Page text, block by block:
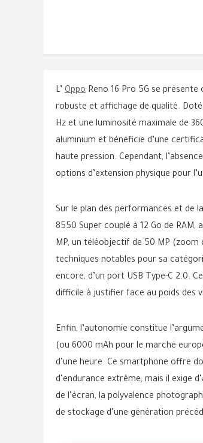
L’ Oppo Reno 16 Pro 5G se
robuste et affichage de qualité.
Hz et une luminosité maximale de
aluminium et bénéficie d’une
haute pression. Cependant,
options d’extension physique pour
Sur le plan des performances et de
8550 Super couplé à 12 Go de
MP, un téléobjectif de 50 MP (zoom
techniques notables pour sa
encore, d’un port USB Type-C 2.0.
difficile à justifier face au poids des
Enfin, l’autonomie constitue
(ou 6000 mAh pour le marché
d’une heure. Ce smartphone offre
d’endurance extrême, mais il exige
de l’écran, la polyvalence
de stockage d’une génération